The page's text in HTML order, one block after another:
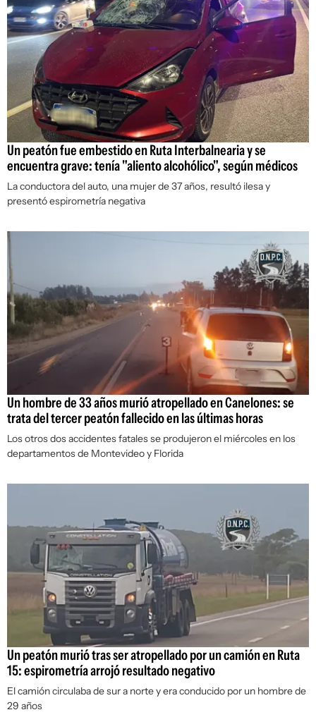
Un peatón fue embestido en Ruta Interbalnearia y se
encuentra grave: tenía "aliento alcohólico", según médicos
La conductora del auto, una mujer de 37 años, resultó ilesa y
presentó espirometría negativa
Un hombre de 33 años murió atropellado en Canelones: se
trata del tercer peatón fallecido en las últimas horas
Los otros dos accidentes fatales se produjeron el miércoles en los
departamentos de Montevideo y Florida
Un peatón murió tras ser atropellado por un camión en Ruta
15: espirometría arrojó resultado negativo
El camión circulaba de sur a norte y era conducido por un hombre de
29 años